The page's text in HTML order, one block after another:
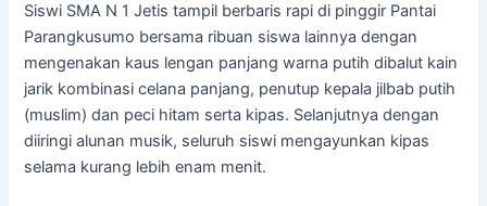
Siswi SMA N 1 Jetis tampil berbaris rapi di pinggir Pantai
Parangkusumo bersama ribuan siswa lainnya dengan
mengenakan kaus lengan panjang warna putih dibalut kain
jarik kombinasi celana panjang, penutup kepala jilbab putih
(muslim) dan peci hitam serta kipas. Selanjutnya dengan
diiringi alunan musik, seluruh siswi mengayunkan kipas
selama kurang lebih enam menit.